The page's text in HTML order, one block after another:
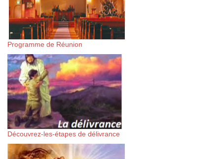
Programme de Réunion
Découvrez-les-étapes de délivrance